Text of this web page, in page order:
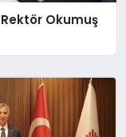
Rektör Okumuş